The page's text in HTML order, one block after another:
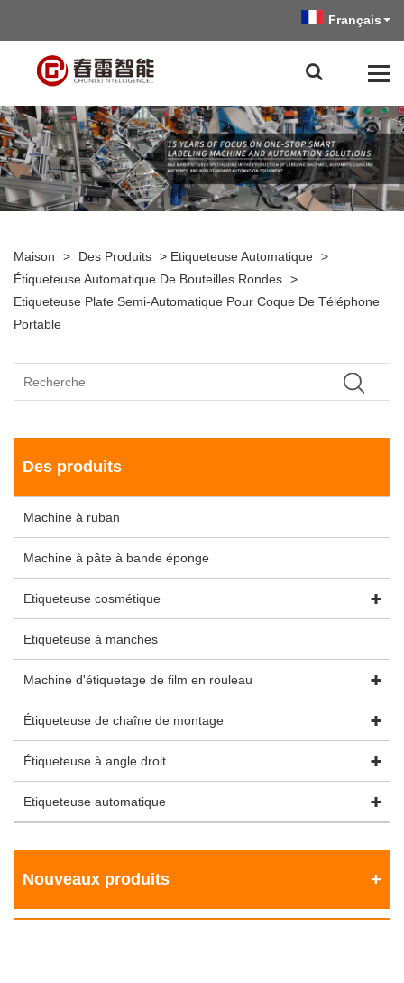
Français
Maison > Des Produits > Etiqueteuse Automatique >
Étiqueteuse Automatique De Bouteilles Rondes >
Etiqueteuse Plate Semi-Automatique Pour Coque De Téléphone
Portable
Des produits
Machine à ruban
Machine à pâte à bande éponge
Etiqueteuse cosmétique
Etiqueteuse à manches
Machine d'étiquetage de film en rouleau
Étiqueteuse de chaîne de montage
Étiqueteuse à angle droit
Etiqueteuse automatique
Nouveaux produits